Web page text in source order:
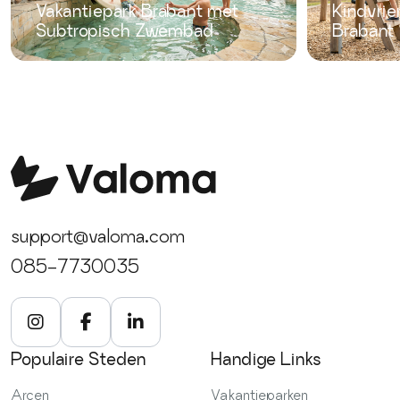
Vakantiepark Brabant met
Subtropisch Zwembad
Brabant
support@valoma.com
085-7730035
Populaire Steden
Arcen
Handige Links
Vakantieparken